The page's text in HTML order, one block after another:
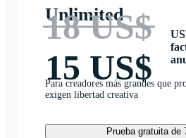
Unlimited
18 US$
15 US$
Para creadores más grandes que
exigen libertad creativa
Prueba gratuita de